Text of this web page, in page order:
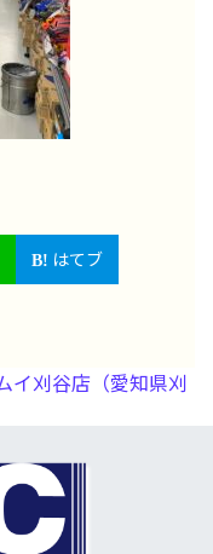
はてブ
ン
イ刈谷店（愛知県刈